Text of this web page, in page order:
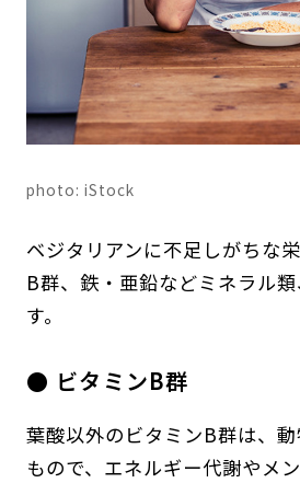
photo: iStock
ベジタリアンに不足しがちな
B群、鉄・亜鉛などミネラル
す。
● ビタミンB群
葉酸以外のビタミンB群は、
もので、エネルギー代謝やメ